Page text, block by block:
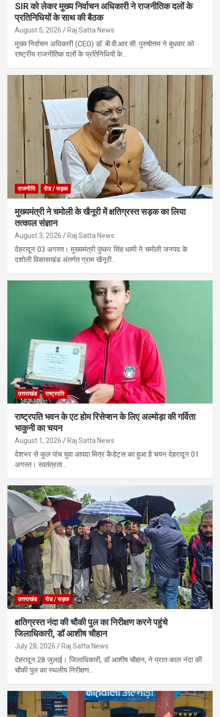
SIR को लेकर मुख्य निर्वाचन अधिकारी ने राजनीतिक दलों के
प्रतिनिधियों के साथ की बैठक
August 5, 2026 Raj Satta News
मुख्य निर्वाचन अधिकारी (CEO) डॉ. बी.वी.आर.सी. पुरुषोत्तम ने बुधवार को
राष्ट्रीय राजनीतिक दलों के प्रतिनिधियों के…
राजनीति रोड / सड़क
मुख्यमंत्री ने चमोली के खैनूरी में क्षतिग्रस्त सड़क का लिया
तत्काल संज्ञान
August 3, 2026 Raj Satta News
देहरादून 03 अगस्त। मुख्यमंत्री पुष्कर सिंह धामी ने चमोली जनपद के
दशोली विकासखंड अंतर्गत ग्राम खैनूरी…
उत्तराखंड राष्ट्रपति
राष्ट्रपति भवन के एट होम रिसेप्शन के लिए अल्मोड़ा की गर्विता
भाकुनी का चयन
August 1, 2026 Raj Satta News
देशभर से कुल पांच युवा आपदा मित्र कैडेट्स का हुआ है चयन देहरादून 01
अगस्त। स्वतंत्रता…
उत्तराखंड रोड / सड़क
क्षतिग्रस्त नंदा की चौकी पुल का निरीक्षण करने पहुंचे
जिलाधिकारी, डॉ आशीष चौहान
July 28, 2026 Raj Satta News
देहरादून 28 जुलाई। जिलाधिकारी, डॉ आशीष चौहान, ने प्रातःकाल नंदा की
चौकी पुल का स्थलीय निरीक्षण…